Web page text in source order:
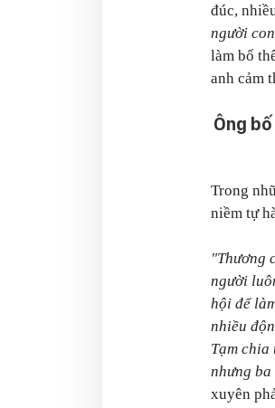
đúc,
người
làm bố
anh cảm
Ông
Trong
niềm tự
"Thương
người
hội để
nhiều
Tạm chia
nhưng ba
xuyên